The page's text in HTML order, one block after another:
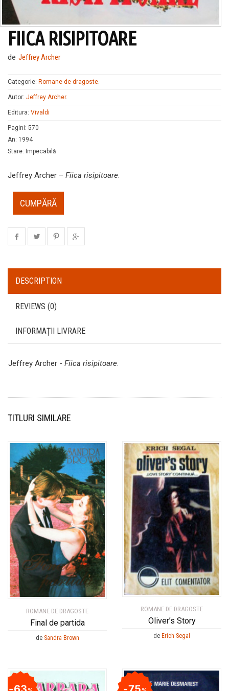
FIICA RISIPITOARE
de Jeffrey Archer
Categorie: Romane de dragoste.
Autor: Jeffrey Archer.
Editura: Vivaldi
Pagini: 570
An: 1994
Stare: Impecabilă
Jeffrey Archer – Fiica risipitoare.
CUMPĂRĂ
DESCRIPTION
REVIEWS (0)
INFORMAȚII LIVRARE
Jeffrey Archer - Fiica risipitoare.
TITLURI SIMILARE
ROMANE DE DRAGOSTE
Final de partida
de Sandra Brown
ROMANE DE DRAGOSTE
Oliver’s Story
de Erich Segal